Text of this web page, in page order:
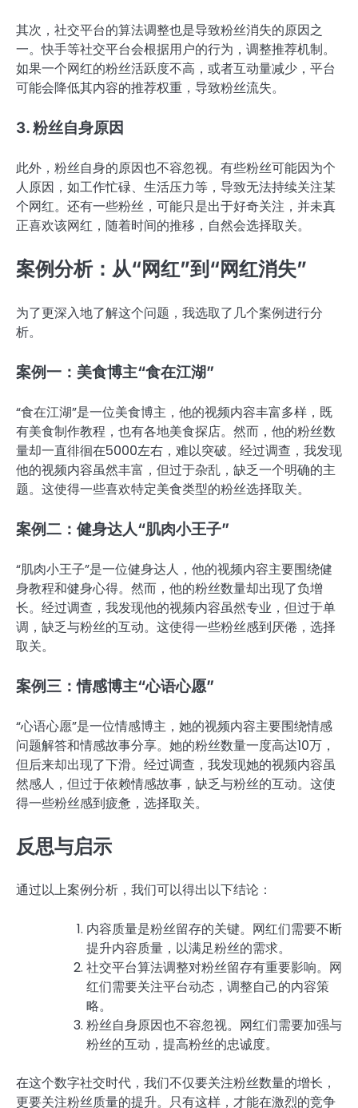
其次，社交平台的算法调整也是导致粉丝消失的原因之
一。快手等社交平台会根据用户的行为，调整推荐机制。
如果一个网红的粉丝活跃度不高，或者互动量减少，平台
可能会降低其内容的推荐权重，导致粉丝流失。
3. 粉丝自身原因
此外，粉丝自身的原因也不容忽视。有些粉丝可能因为个
人原因，如工作忙碌、生活压力等，导致无法持续关注某
个网红。还有一些粉丝，可能只是出于好奇关注，并未真
正喜欢该网红，随着时间的推移，自然会选择取关。
案例分析：从“网红”到“网红消失”
为了更深入地了解这个问题，我选取了几个案例进行分
析。
案例一：美食博主“食在江湖”
“食在江湖”是一位美食博主，他的视频内容丰富多样，既
有美食制作教程，也有各地美食探店。然而，他的粉丝数
量却一直徘徊在5000左右，难以突破。经过调查，我发现
他的视频内容虽然丰富，但过于杂乱，缺乏一个明确的主
题。这使得一些喜欢特定美食类型的粉丝选择取关。
案例二：健身达人“肌肉小王子”
“肌肉小王子”是一位健身达人，他的视频内容主要围绕健
身教程和健身心得。然而，他的粉丝数量却出现了负增
长。经过调查，我发现他的视频内容虽然专业，但过于单
调，缺乏与粉丝的互动。这使得一些粉丝感到厌倦，选择
取关。
案例三：情感博主“心语心愿”
“心语心愿”是一位情感博主，她的视频内容主要围绕情感
问题解答和情感故事分享。她的粉丝数量一度高达10万，
但后来却出现了下滑。经过调查，我发现她的视频内容虽
然感人，但过于依赖情感故事，缺乏与粉丝的互动。这使
得一些粉丝感到疲惫，选择取关。
反思与启示
通过以上案例分析，我们可以得出以下结论：
内容质量是粉丝留存的关键。网红们需要不断
提升内容质量，以满足粉丝的需求。
社交平台算法调整对粉丝留存有重要影响。网
红们需要关注平台动态，调整自己的内容策
略。
粉丝自身原因也不容忽视。网红们需要加强与
粉丝的互动，提高粉丝的忠诚度。
在这个数字社交时代，我们不仅要关注粉丝数量的增长，
更要关注粉丝质量的提升。只有这样，才能在激烈的竞争